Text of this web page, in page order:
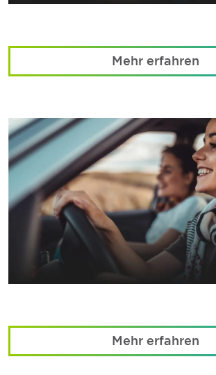
Mehr erfahren
Mehr erfahren